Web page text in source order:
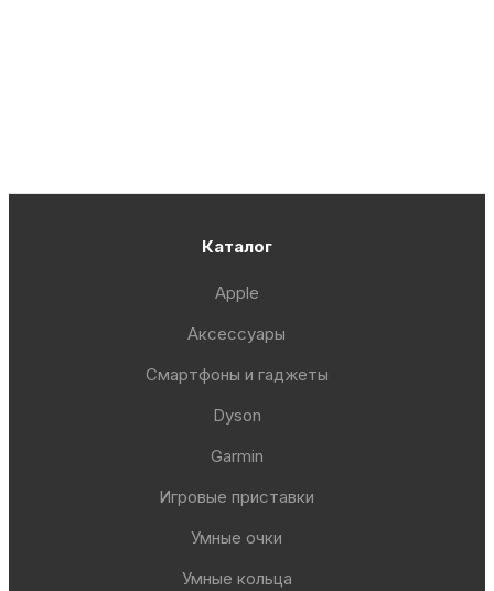
Каталог
Apple
Аксессуары
Смартфоны и гаджеты
Dyson
Garmin
Игровые приставки
Умные очки
Умные кольца